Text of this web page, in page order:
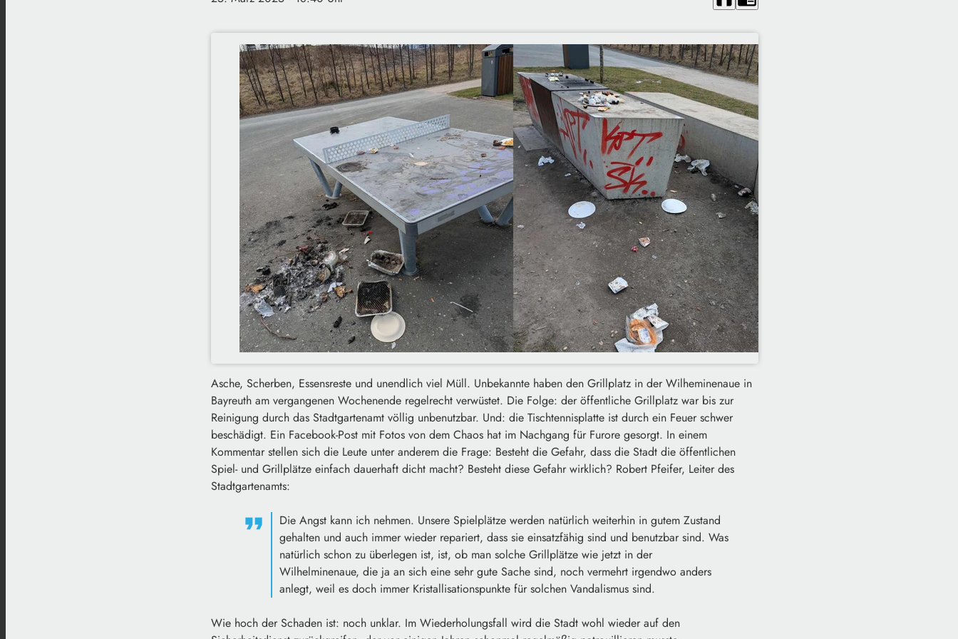
Asche, Scherben, Essensreste und unendlich viel Müll. Unbekannte haben den Grillplatz in der Wilheminenaue in
Bayreuth am vergangenen Wochenende regelrecht verwüstet. Die Folge: der öffentliche Grillplatz war bis zur
Reinigung durch das Stadtgartenamt völlig unbenutzbar. Und: die Tischtennisplatte ist durch ein Feuer schwer
beschädigt. Ein Facebook-Post mit Fotos von dem Chaos hat im Nachgang für Furore gesorgt. In einem
Kommentar stellen sich die Leute unter anderem die Frage: Besteht die Gefahr, dass die Stadt die öffentlichen
Spiel- und Grillplätze einfach dauerhaft dicht macht? Besteht diese Gefahr wirklich? Robert Pfeifer, Leiter des
Stadtgartenamts:
Die Angst kann ich nehmen. Unsere Spielplätze werden natürlich weiterhin in gutem Zustand
gehalten und auch immer wieder repariert, dass sie einsatzfähig sind und benutzbar sind. Was
natürlich schon zu überlegen ist, ist, ob man solche Grillplätze wie jetzt in der
Wilhelminenaue, die ja an sich eine sehr gute Sache sind, noch vermehrt irgendwo anders
anlegt, weil es doch immer Kristallisationspunkte für solchen Vandalismus sind.
Wie hoch der Schaden ist: noch unklar. Im Wiederholungsfall wird die Stadt wohl wieder auf den